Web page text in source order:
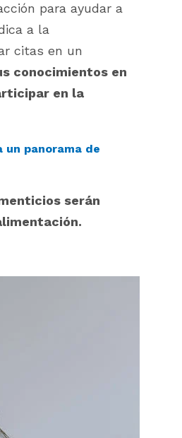
para ayudar a
a la
citas en un
conocimientos en
en la
un panorama de
serán